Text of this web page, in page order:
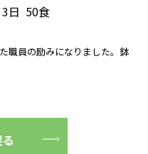
日 50食
職員の励みになりました。鉢